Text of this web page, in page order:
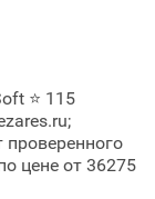
⭐ 115
проверенного
цене от 36275